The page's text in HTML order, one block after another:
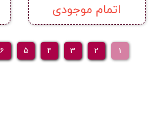
اتمام موجودی
۱ ۲ ۳ ۴ ۵ ۶